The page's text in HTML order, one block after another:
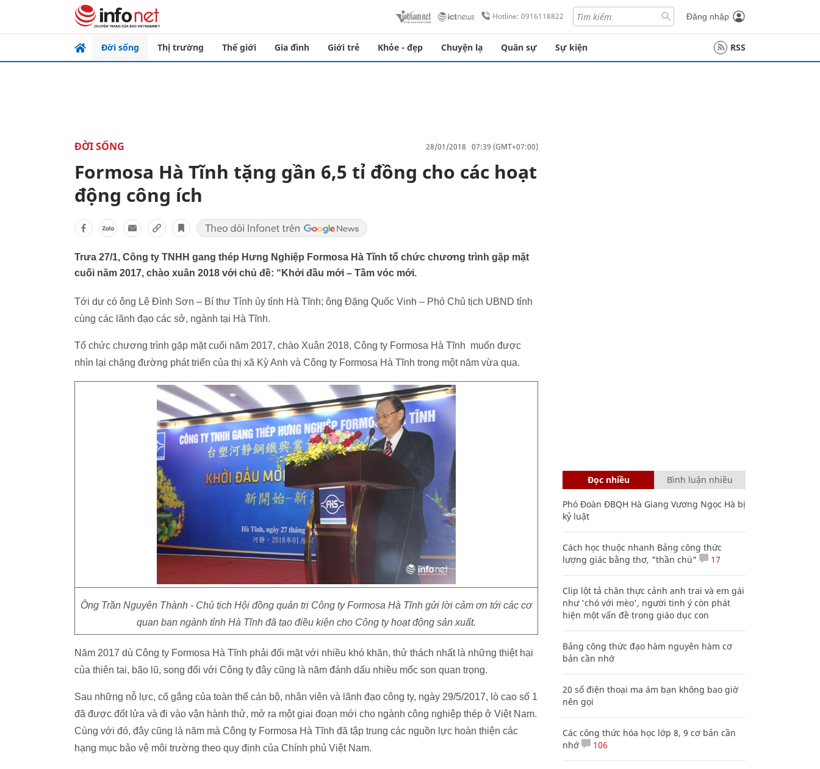
Hotline: 0916118822 Đăng nhập
Đời sống Thị trường Thế giới Gia đình Giới trẻ Khỏe - đẹp Chuyện lạ Quân sự Sự kiện RSS
ĐỜI SỐNG 28/01/2018 07:39 (GMT+07:00)
Formosa Hà Tĩnh tặng gần 6,5 tỉ đồng cho các hoạt
động công ích
Trưa 27/1, Công ty TNHH gang thép Hưng Nghiệp Formosa Hà Tĩnh tổ chức chương trình gặp mặt
cuối năm 2017, chào xuân 2018 với chủ đề: “Khởi đầu mới – Tầm vóc mới.
Tới dự có ông Lê Đình Sơn – Bí thư Tỉnh ủy tỉnh Hà Tĩnh; ông Đặng Quốc Vinh – Phó Chủ tịch UBND tỉnh
cùng các lãnh đạo các sở, ngành tại Hà Tĩnh.
Tổ chức chương trình gặp mặt cuối năm 2017, chào Xuân 2018, Công ty Formosa Hà Tĩnh muốn được
nhìn lại chặng đường phát triển của thị xã Kỳ Anh và Công ty Formosa Hà Tĩnh trong một năm vừa qua.
Ông Trần Nguyên Thành - Chủ tịch Hội đồng quản trị Công ty Formosa Hà Tĩnh gửi lời cảm ơn tới các cơ
quan ban ngành tỉnh Hà Tĩnh đã tạo điều kiện cho Công ty hoạt động sản xuất.
Năm 2017 dù Công ty Formosa Hà Tĩnh phải đối mặt với nhiều khó khăn, thử thách nhất là những thiệt hại
của thiên tai, bão lũ, song đối với Công ty đây cũng là năm đánh dấu nhiều mốc son quan trọng.
Sau những nỗ lực, cố gắng của toàn thể cán bộ, nhân viên và lãnh đạo công ty, ngày 29/5/2017, lò cao số 1
đã được đốt lửa và đi vào vận hành thử, mở ra một giai đoạn mới cho ngành công nghiệp thép ở Việt Nam.
Cùng với đó, đây cũng là năm mà Công ty Formosa Hà Tĩnh đã tập trung các nguồn lực hoàn thiện các
hạng mục bảo vệ môi trường theo quy định của Chính phủ Việt Nam.
Đọc nhiều Bình luận nhiều
Phó Đoàn ĐBQH Hà Giang Vương Ngọc Hà bị
kỷ luật
Cách học thuộc nhanh Bảng công thức
lượng giác bằng thơ, "thần chú"
17
Clip lột tả chân thực cảnh anh trai và em gái
như 'chó với mèo', người tinh ý còn phát
hiện một vấn đề trong giáo dục con
Bảng công thức đạo hàm nguyên hàm cơ
bản cần nhớ
20 số điện thoại ma ám bạn không bao giờ
nên gọi
Các công thức hóa học lớp 8, 9 cơ bản cần
nhớ
106